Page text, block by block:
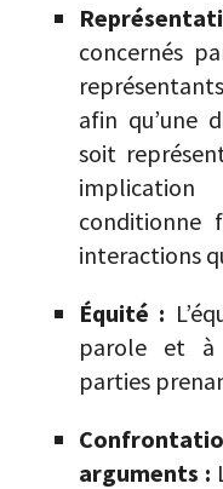
concernés
afin qu’une
soit
conditionne
interactions
Équité :
parole et à
parties
arguments :